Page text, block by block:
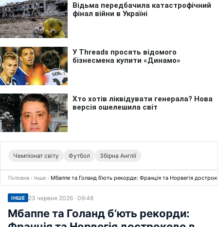
Чемпіонат світу Футбол Збірна Англії
Головна › Інше › Мбаппе та Голанд бʼють рекорди: Франція та Норвегія
ІНШЕ 23 червня 2026 · 09:48
Мбаппе та Голанд бʼють рекорди: